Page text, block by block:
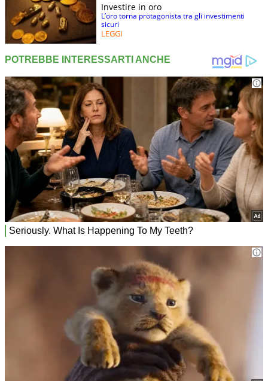
Investire in oro
L’oro torna protagonista tra gli investimenti
sicuri
LEGGI